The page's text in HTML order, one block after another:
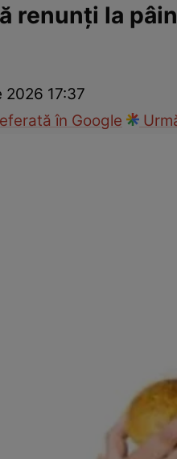
renunţi la
2026 17:37
în Google